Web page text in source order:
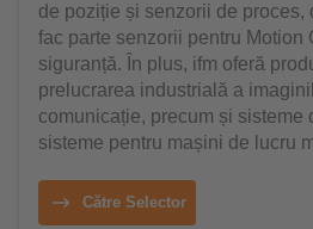
de poziție și senzorii de proces,
fac parte senzorii pentru Motion
siguranță. În plus, ifm oferă
prelucrarea industrială a
comunicație, precum și sisteme
sisteme pentru mașini de lucru
Către Selector